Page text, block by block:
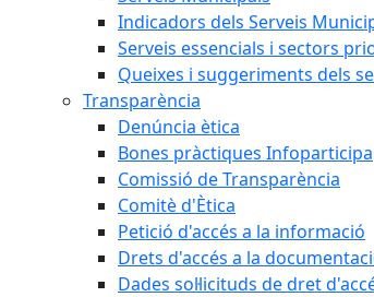
Indicadors dels Serveis
Serveis essencials i sectors
Queixes i suggeriments dels
Transparència
Denúncia ètica
Bones pràctiques Infoparticipa
Comissió de Transparència
Comitè d'Ètica
Petició d'accés a la informació
Drets d'accés a la
Dades sol·licituds de dret